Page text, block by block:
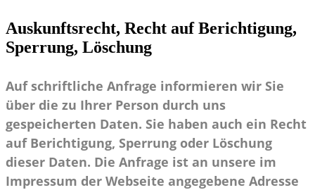
Auskunftsrecht, Recht auf Berichtigung,
Sperrung, Löschung
Auf schriftliche Anfrage informieren wir Sie
über die zu Ihrer Person durch uns
gespeicherten Daten. Sie haben auch ein Recht
auf Berichtigung, Sperrung oder Löschung
dieser Daten. Die Anfrage ist an unsere im
Impressum der Webseite angegebene Adresse